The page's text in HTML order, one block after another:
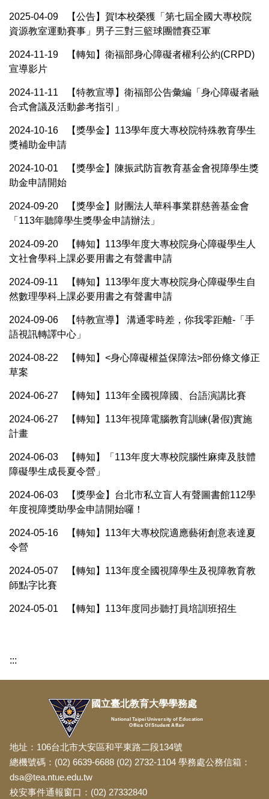
2025-04-09
【公告】賀!本校榮獲「第七屆全國大專校院
資源教室運動賽事」男子三對三籃球團體賽亞軍
2024-11-19
【轉知】衛福部身心障礙者權利公約(CRPD)
宣導影片
2024-11-11
【特教宣導】衛福部公告彙編「身心障礙者融
合式會議及活動參考指引」
2024-10-16
【獎學金】113學年度大專校院特殊教育學生
獎補助金申請
2024-10-01
【獎學金】陳振武防盲教育基金會視障學生獎
助金申請開始
2024-09-20
【獎學金】財團法人華科事業群慈善基金會
「113年聽障學生獎學金申請辦法」
2024-09-20
【轉知】113學年度大專校院身心障礙學生人
文社會學科上課必要用書之有聲書申請
2024-09-11
【轉知】113學年度大專校院身心障礙學生自
然數理學科上課必要用書之有聲書申請
2024-09-06
【特教宣導】 溝通零時差，你我零距離-「手
語視訊轉譯中心」
2024-08-22
【轉知】<身心障礙權益保障法>部份條文修正
草案
2024-06-27 【轉知】113年全國視障國、台語演講比賽
2024-06-27
【轉知】113年視障電腦教育訓練(暑假)實施
計畫
2024-06-03
【轉知】「113年度大專校院腦性麻痺及肢體
障礙學生成長夏令營」
2024-06-03
【獎學金】台北市私立盲人有聲圖書館112學
年度視障獎助學金申請開始囉！
2024-05-16
【轉知】113年大專校院適應藝術創意表達夏
令營
2024-05-07
【轉知】113年度全國視障學生及視障教育教
師點字比賽
2024-05-01 【轉知】113年度同步聽打員培訓班招生
:::
國立臺北教育大學學務處
National Taipei University of Education
Office Of Student Affair
地址：106台北市大安區和平東路二段134號
總機號碼：(02) 6639-6688 (02) 2732-1104 學務處公務信箱：
dsa@tea.ntue.edu.tw
校安事件通報窗口：(02) 27332840